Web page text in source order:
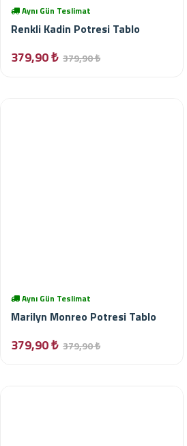
Aynı Gün Teslimat
Renkli Kadin Potresi Tablo
379,90 ₺ 379,90 ₺
Aynı Gün Teslimat
Marilyn Monreo Potresi Tablo
379,90 ₺ 379,90 ₺